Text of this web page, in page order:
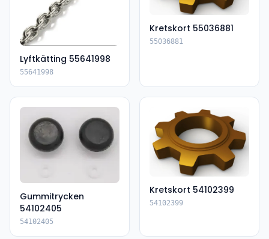
Lyftkätting 55641998
55641998
Kretskort 55036881
55036881
Gummitrycken
54102405
54102405
Kretskort 54102399
54102399